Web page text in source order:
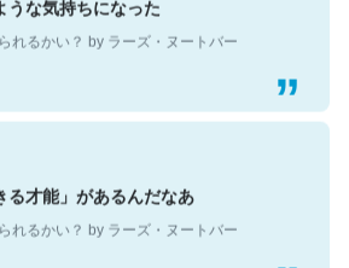
れるかい？ by ラーズ・ヌートバー
る才能」があるんだなあ
れるかい？ by ラーズ・ヌートバー